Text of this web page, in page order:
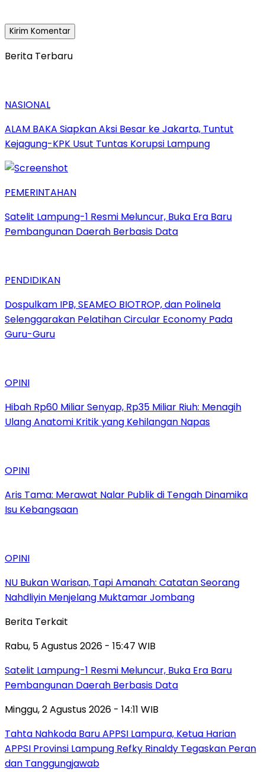
Berita Terbaru
NASIONAL
ALAM BAKA Siapkan Aksi Besar ke Jakarta, Tuntut
Kejagung-KPK Usut Tuntas Korupsi Lampung
PEMERINTAHAN
Satelit Lampung-1 Resmi Meluncur, Buka Era Baru
Pembangunan Daerah Berbasis Data
PENDIDIKAN
Dospulkam IPB, SEAMEO BIOTROP, dan Polinela
Selenggarakan Pelatihan Circular Economy Pada
Guru-Guru
OPINI
Hibah Rp60 Miliar Senyap, Rp35 Miliar Riuh: Menagih
Ulang Anatomi Kritik yang Kehilangan Napas
OPINI
Aris Tama: Merawat Nalar Publik di Tengah Dinamika
Isu Kebangsaan
OPINI
NU Bukan Warisan, Tapi Amanah: Catatan Seorang
Nahdliyin Menjelang Muktamar Jombang
Berita Terkait
Rabu, 5 Agustus 2026 - 15:47 WIB
Satelit Lampung-1 Resmi Meluncur, Buka Era Baru
Pembangunan Daerah Berbasis Data
Minggu, 2 Agustus 2026 - 14:11 WIB
Tahta Nahkoda Baru APPSI Lampura, Ketua Harian
APPSI Provinsi Lampung Refky Rinaldy Tegaskan Peran
dan Tanggungjawab